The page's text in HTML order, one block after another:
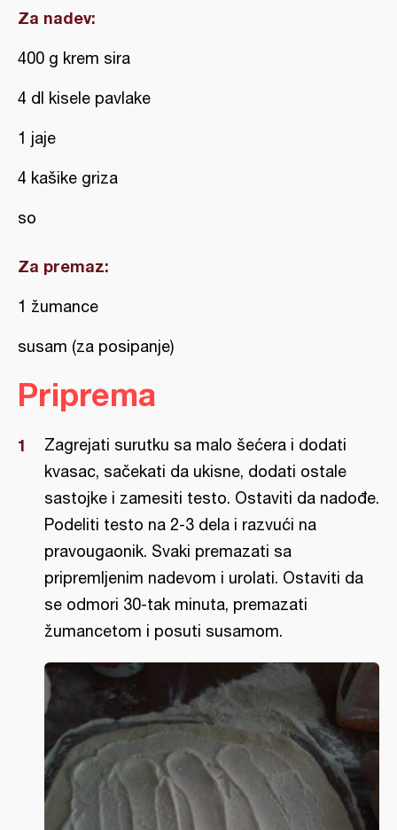
Za nadev:
400 g krem sira
4 dl kisele pavlake
1 jaje
4 kašike griza
so
Za premaz:
1 žumance
susam (za posipanje)
Priprema
Zagrejati surutku sa malo šećera i dodati
kvasac, sačekati da ukisne, dodati ostale
sastojke i zamesiti testo. Ostaviti da nadođe.
Podeliti testo na 2-3 dela i razvući na
pravougaonik. Svaki premazati sa
pripremljenim nadevom i urolati. Ostaviti da
se odmori 30-tak minuta, premazati
žumancetom i posuti susamom.